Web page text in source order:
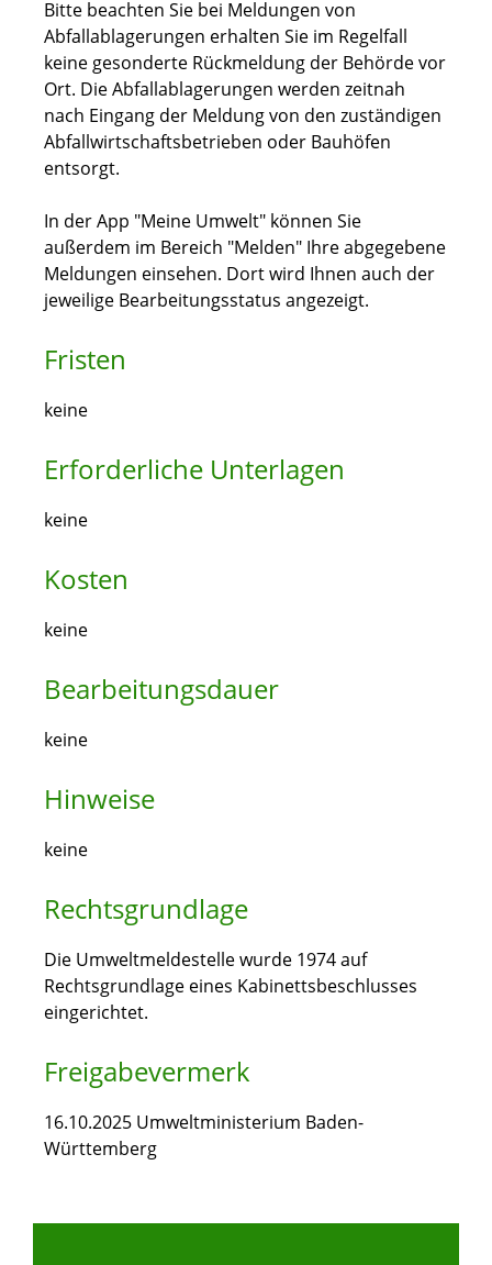
Bitte beachten Sie bei Meldungen von
Abfallablagerungen erhalten Sie im Regelfall
keine gesonderte Rückmeldung der Behörde vor
Ort. Die Abfallablagerungen werden zeitnah
nach Eingang der Meldung von den zuständigen
Abfallwirtschaftsbetrieben oder Bauhöfen
entsorgt.
In der App "Meine Umwelt" können Sie
außerdem im Bereich "Melden" Ihre abgegebene
Meldungen einsehen. Dort wird Ihnen auch der
jeweilige Bearbeitungsstatus angezeigt.
Fristen
keine
Erforderliche Unterlagen
keine
Kosten
keine
Bearbeitungsdauer
keine
Hinweise
keine
Rechtsgrundlage
Die Umweltmeldestelle wurde 1974 auf
Rechtsgrundlage eines Kabinettsbeschlusses
eingerichtet.
Freigabevermerk
16.10.2025 Umweltministerium Baden-
Württemberg